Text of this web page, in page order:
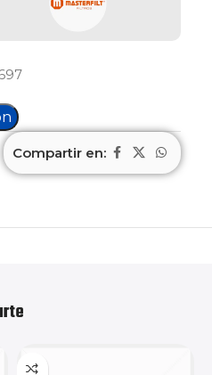
Compartir en: